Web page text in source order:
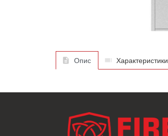
Опис Характеристики